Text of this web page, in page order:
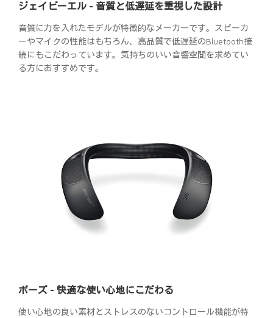
ジェイビーエル - 音質と低遅延を重視した設計
音質に力を入れたモデルが特徴的なメーカーです。スピーカ
ーやマイクの性能はもちろん、高品質で低遅延のBluetooth接
続にもこだわっています。気持ちのいい音響空間を求めてい
る方におすすめです。
ボーズ - 快適な使い心地にこだわる
使い心地の良い素材とストレスのないコントロール機能が特